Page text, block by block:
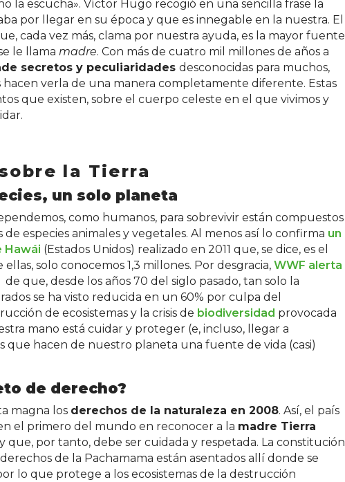
la escucha». Víctor Hugo recogió en una sencilla frase la
por llegar en su época y que es innegable en la nuestra. El
cada vez más, clama por nuestra ayuda, es la mayor fuente
le llama madre. Con más de cuatro mil millones de años a
secretos y peculiaridades desconocidas para muchos,
hacen verla de una manera completamente diferente. Estas
que existen, sobre el cuerpo celeste en el que vivimos y
la Tierra
un solo planeta
como humanos, para sobrevivir están compuestos
especies animales y vegetales. Al menos así lo confirma un
Hawái (Estados Unidos) realizado en 2011 que, se dice, es el
solo conocemos 1,3 millones. Por desgracia, WWF alerta
de que, desde los años 70 del siglo pasado, tan solo la
se ha visto reducida en un 60% por culpa del
de ecosistemas y la crisis de biodiversidad provocada
mano está cuidar y proteger (e, incluso, llegar a
que hacen de nuestro planeta una fuente de vida (casi)
de derecho?
magna los derechos de la naturaleza en 2008. Así, el país
el primero del mundo en reconocer a la madre Tierra
que, por tanto, debe ser cuidada y respetada. La constitución
de la Pachamama están asentados allí donde se
lo que protege a los ecosistemas de la destrucción